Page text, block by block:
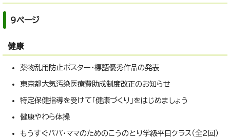
9ページ
健康
薬物乱用防止ポスター・標語優秀作品の発表
東京都大気汚染医療費助成制度改正のお知らせ
特定保健指導を受けて「健康づくり」をはじめましょう
健康やわら体操
もうすぐパパ・ママのためのこうのとり学級平日クラス（全2回）